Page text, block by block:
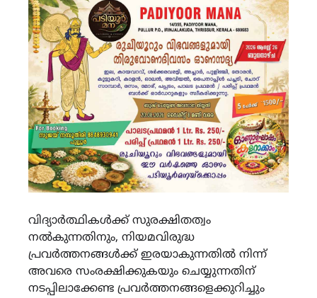
വിദ്യാർത്ഥികൾക്ക് സുരക്ഷിതത്വം
നൽകുന്നതിനും, നിയമവിരുദ്ധ
പ്രവർത്തനങ്ങൾക്ക് ഇരയാകുന്നതിൽ നിന്ന്
അവരെ സംരക്ഷിക്കുകയും ചെയ്യുന്നതിന്
നടപ്പിലാക്കേണ്ട പ്രവർത്തനങ്ങളെക്കുറിച്ചും